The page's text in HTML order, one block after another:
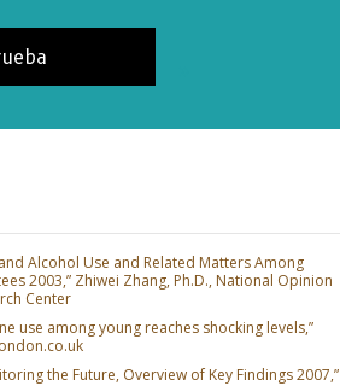
Alcohol Use and Related Matters Among
2003,” Zhiwei Zhang, Ph.D., National Opinion
Center
use among young reaches shocking levels,”
the Future, Overview of Key Findings 2007,”